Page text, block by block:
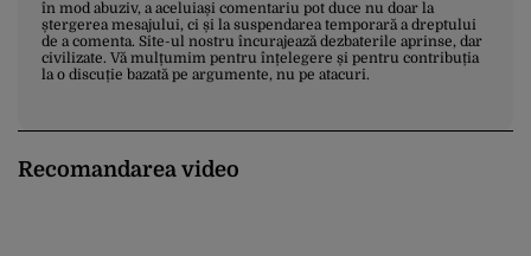
în mod abuziv, a aceluiași comentariu pot duce nu doar la
ștergerea mesajului, ci și la suspendarea temporară a dreptului
de a comenta. Site-ul nostru încurajează dezbaterile aprinse, dar
civilizate. Vă mulțumim pentru înțelegere și pentru contribuția
la o discuție bazată pe argumente, nu pe atacuri.
Recomandarea video